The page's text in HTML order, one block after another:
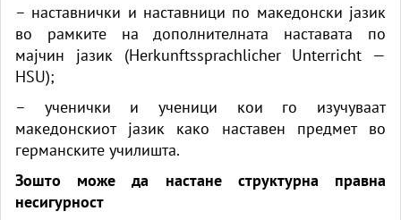
– наставнички и наставници по македонски јазик
во рамките на дополнителната наставата по
мајчин јазик (Herkunftssprachlicher Unterricht —
HSU);
– ученички и ученици кои го изучуваат
македонскиот јазик
како
наставен предмет во
германските училишта.
Зошто може да настане структурна правна
несигурност